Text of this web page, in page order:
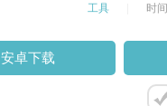
工具 时
安卓下载